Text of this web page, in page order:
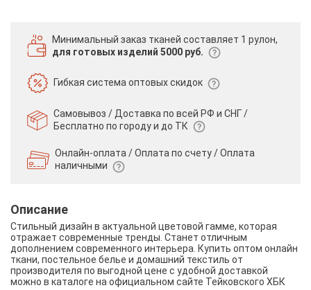
Минимальный заказ тканей составляет 1 рулон,
для готовых изделий 5000 руб.
Гибкая системаоптовых скидок
Самовывоз / Доставка по всей РФ и СНГ /
Бесплатно по городу и до ТК
Онлайн-оплата / Оплата по счету /Оплата
наличными
Описание
Стильный дизайн в актуальной цветовой гамме, которая
отражает современные тренды. Станет отличным
дополнением современного интерьера. Купить оптом онлайн
ткани, постельное белье и домашний текстиль от
производителя по выгодной цене с удобной доставкой
можно в каталоге на официальном сайте Тейковского ХБК